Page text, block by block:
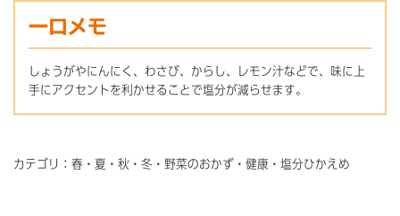
一口メモ
しょうがやにんにく、わさび、からし、レモン汁などで、味に上
手にアクセントを利かせることで塩分が減らせます。
カテゴリ：春・夏・秋・冬・野菜のおかず・健康・塩分ひかえめ